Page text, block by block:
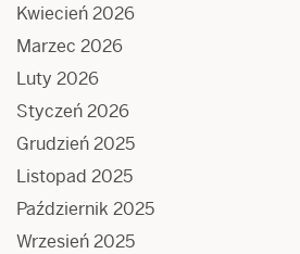
Kwiecień 2026
Marzec 2026
Luty 2026
Styczeń 2026
Grudzień 2025
Listopad 2025
Październik 2025
Wrzesień 2025